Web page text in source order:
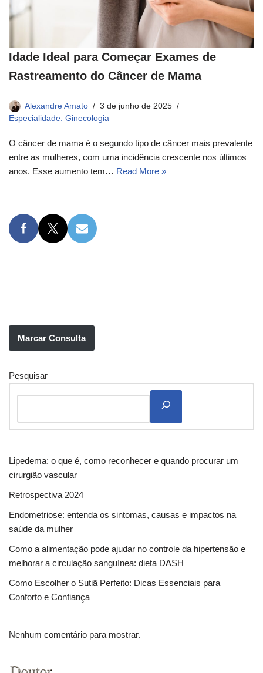
Idade Ideal para Começar Exames de
Rastreamento do Câncer de Mama
Alexandre Amato
3 de junho de 2025
Especialidade: Ginecologia
O câncer de mama é o segundo tipo de câncer mais prevalente
entre as mulheres, com uma incidência crescente nos últimos
anos. Esse aumento tem… Read More »
Marcar Consulta
Pesquisar
Lipedema: o que é, como reconhecer e quando procurar um
cirurgião vascular
Retrospectiva 2024
Endometriose: entenda os sintomas, causas e impactos na
saúde da mulher
Como a alimentação pode ajudar no controle da hipertensão e
melhorar a circulação sanguínea: dieta DASH
Como Escolher o Sutiã Perfeito: Dicas Essenciais para
Conforto e Confiança
Nenhum comentário para mostrar.